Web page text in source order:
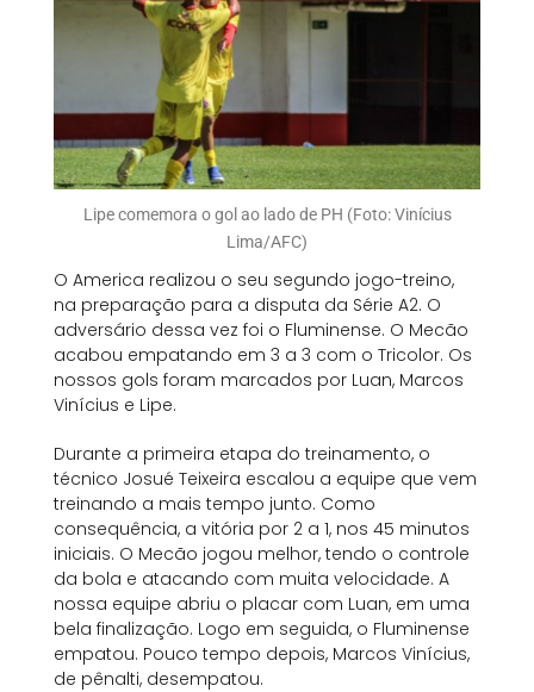
Lipe comemora o gol ao lado de PH (Foto: Vinícius
Lima/AFC)
O America realizou o seu segundo jogo-treino,
na preparação para a disputa da Série A2. O
adversário dessa vez foi o Fluminense. O Mecão
acabou empatando em 3 a 3 com o Tricolor. Os
nossos gols foram marcados por Luan, Marcos
Vinícius e Lipe.
Durante a primeira etapa do treinamento, o
técnico Josué Teixeira escalou a equipe que vem
treinando a mais tempo junto. Como
consequência, a vitória por 2 a 1, nos 45 minutos
iniciais. O Mecão jogou melhor, tendo o controle
da bola e atacando com muita velocidade. A
nossa equipe abriu o placar com Luan, em uma
bela finalização. Logo em seguida, o Fluminense
empatou. Pouco tempo depois, Marcos Vinícius,
de pênalti, desempatou.